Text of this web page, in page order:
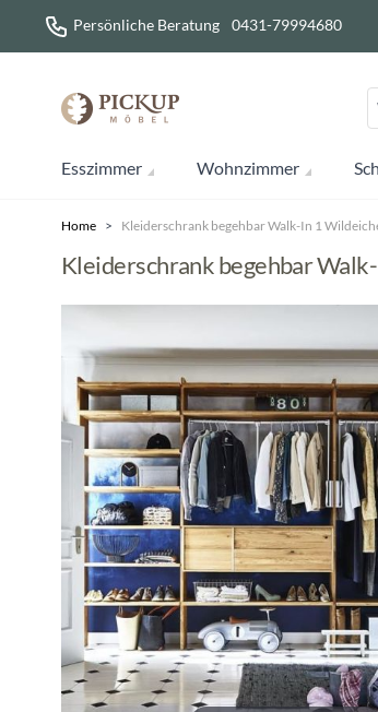
Direkt zum Inhalt
Persönliche Beratung 0431-79994680
Esszimmer Wohnzimmer
Home > Kleiderschrank begehbar Walk-In 1
Kleiderschrank begehbar